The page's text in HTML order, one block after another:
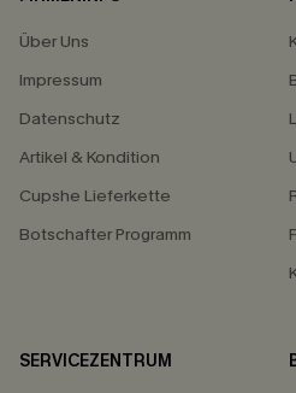
Über Uns
Impressum
Datenschutz
Artikel & Kondition
Cupshe Lieferkette
Botschafter Programm
SERVICEZENTRUM